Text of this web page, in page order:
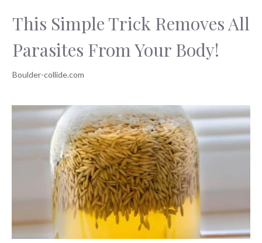
This Simple Trick Removes All
Parasites From Your Body!